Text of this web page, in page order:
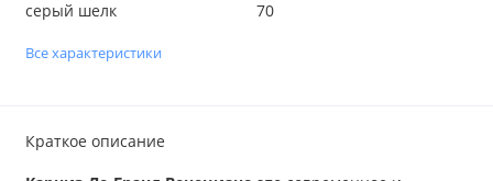
серый шелк 70
Все характеристики
Краткое описание